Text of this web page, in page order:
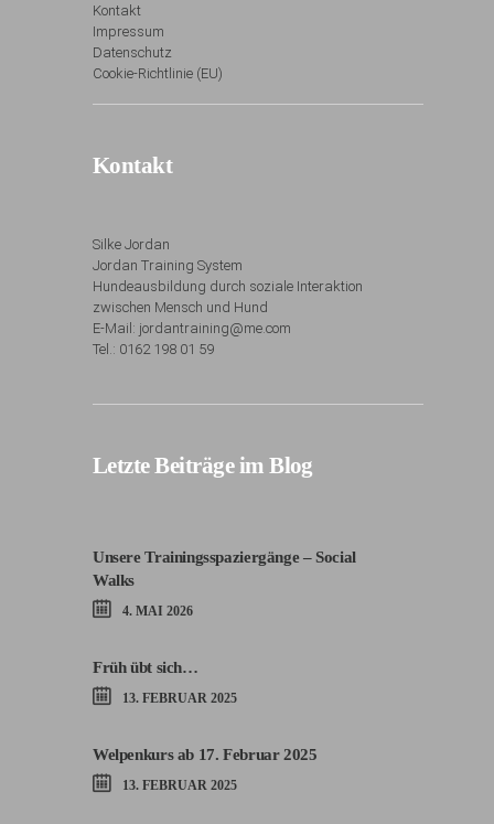
Kontakt
Impressum
Datenschutz
Cookie-Richtlinie (EU)
Kontakt
Silke Jordan
Jordan Training System
Hundeausbildung durch soziale Interaktion
zwischen Mensch und Hund
E-Mail: jordantraining@me.com
Tel.: 0162 198 01 59
Letzte Beiträge im Blog
Unsere Trainingsspaziergänge – Social
Walks
4. MAI 2026
Früh übt sich…
13. FEBRUAR 2025
Welpenkurs ab 17. Februar 2025
13. FEBRUAR 2025